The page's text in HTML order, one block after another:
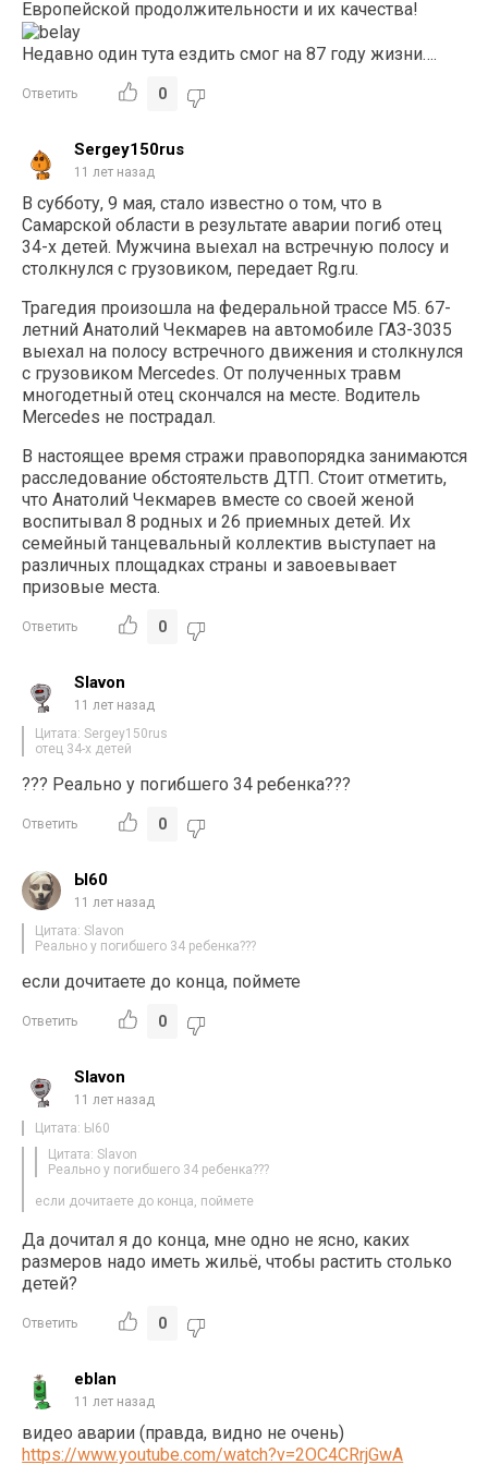
Европейской продолжительности и их качества!
Недавно один тута ездить смог на 87 году жизни….
Ответить 0
Sergey150rus
11 лет назад
В субботу, 9 мая, стало известно о том, что в
Самарской области в результате аварии погиб отец
34-х детей. Мужчина выехал на встречную полосу и
столкнулся с грузовиком, передает Rg.ru.
Трагедия произошла на федеральной трассе М5. 67-
летний Анатолий Чекмарев на автомобиле ГАЗ-3035
выехал на полосу встречного движения и столкнулся
с грузовиком Mercedes. От полученных травм
многодетный отец скончался на месте. Водитель
Mercedes не пострадал.
В настоящее время стражи правопорядка занимаются
расследование обстоятельств ДТП. Стоит отметить,
что Анатолий Чекмарев вместе со своей женой
воспитывал 8 родных и 26 приемных детей. Их
семейный танцевальный коллектив выступает на
различных площадках страны и завоевывает
призовые места.
Ответить 0
Slavon
11 лет назад
Цитата: Sergey150rus
отец 34-х детей
??? Реально у погибшего 34 ребенка???
Ответить 0
Ы60
11 лет назад
Цитата: Slavon
Реально у погибшего 34 ребенка???
если дочитаете до конца, поймете
Ответить 0
Slavon
11 лет назад
Цитата: Ы60
Цитата: Slavon
Реально у погибшего 34 ребенка???
если дочитаете до конца, поймете
Да дочитал я до конца, мне одно не ясно, каких
размеров надо иметь жильё, чтобы растить столько
детей?
Ответить 0
eblan
11 лет назад
видео аварии (правда, видно не очень)
https://www.youtube.com/watch?v=2OC4CRrjGwA